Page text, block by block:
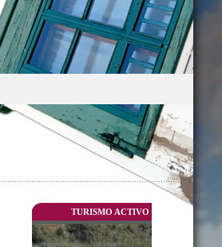
TURISMO ACTIVO